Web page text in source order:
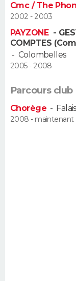
Carte de Noël
Carte Bonne année
Carte Saint-Valentin
Carte Pâques
Carte d'anniversaire
DICTIONNAIRE
Dictionnaire
Biographies
Citations
Expressions
Proverbes
PROGRAMME TV
COPAINS D'AVANT
AVIS DE DÉCÈS
FORUM
Cmc / The
2002 - 2003
PAYZONE -
COMPTES
- Colombelles
2005 - 2008
Parcours club
Chorège -
2008 - maintenant